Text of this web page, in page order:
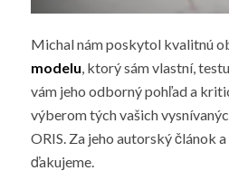
Michal nám poskytol kvalitnú
modelu , ktorý sám vlastní,
vám jeho odborný pohľad a
výberom tých vašich
ORIS. Za jeho autorský článok
ďakujeme.